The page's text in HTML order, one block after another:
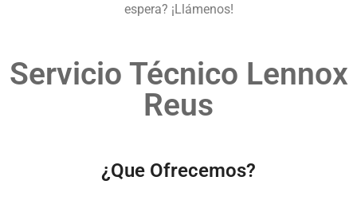
espera? ¡Llámenos!
Servicio Técnico Lennox
Reus
¿Que Ofrecemos?